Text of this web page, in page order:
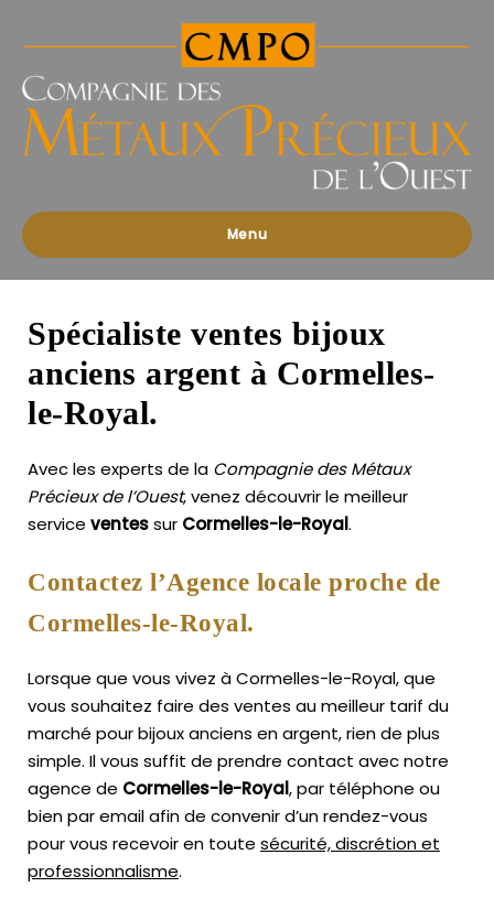
des
Précieux
l'Ouest
Menu
Spécialiste ventes bijoux
anciens argent à Cormelles-
le-Royal.
Avec les experts de la Compagnie des Métaux
Précieux de l’Ouest, venez découvrir le meilleur
service ventessur Cormelles-le-Royal.
Contactez l’Agence locale proche de
Cormelles-le-Royal.
Lorsque que vous vivez à Cormelles-le-Royal, que
vous souhaitez faire des ventes au meilleur tarif du
marché pour bijoux anciens en argent, rien de plus
simple. Il vous suffit de prendre contact avec notre
agence de Cormelles-le-Royal, par téléphone ou
bien par email afin de convenir d’un rendez-vous
pour vous recevoir en toute sécurité, discrétion et
professionnalisme.